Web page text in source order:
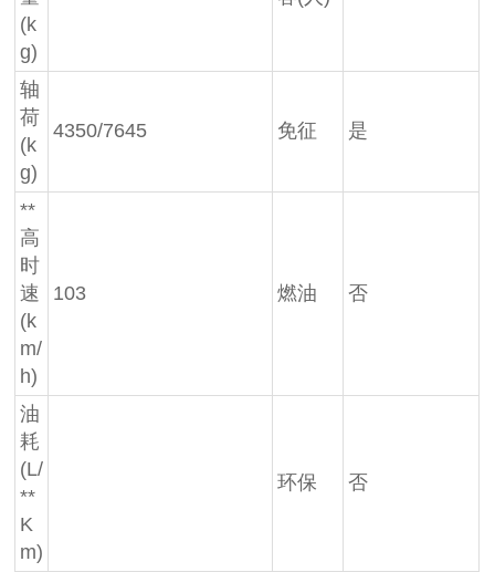
(k
g)
轴
荷
(k
g)
4350/7645 免征 是
**
高
时
速
(k
m/
h)
103 燃油 否
油
耗
(L/
**
K
m)
环保 否